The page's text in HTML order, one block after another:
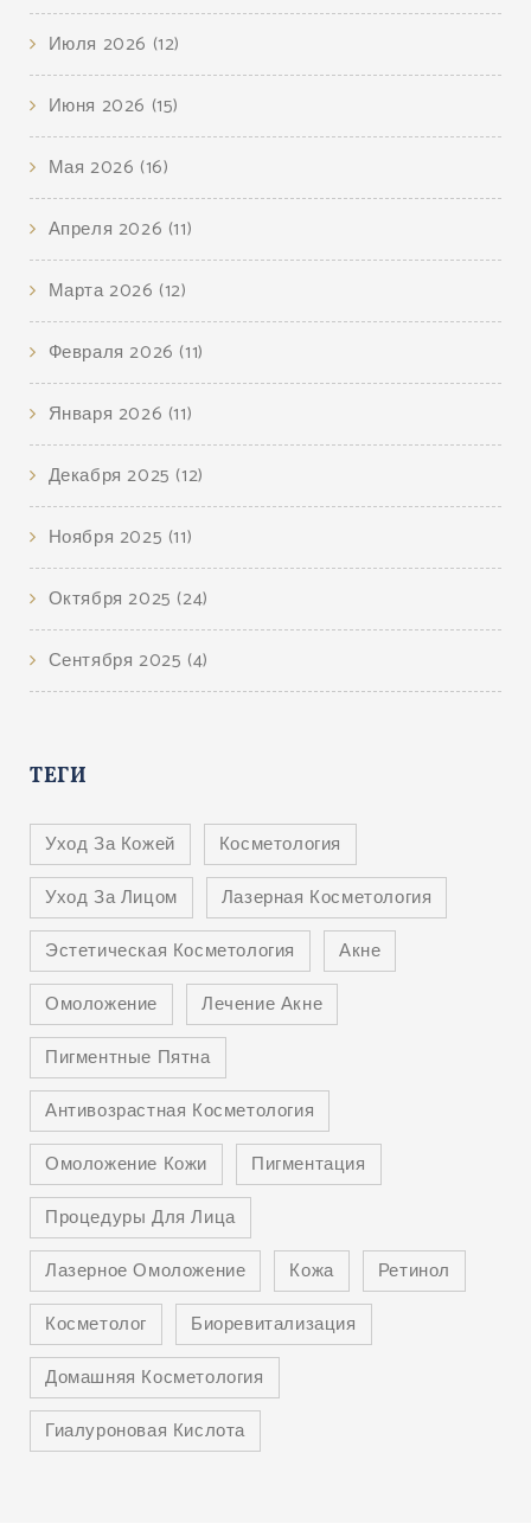
Июля 2026 (12)
Июня 2026 (15)
Мая 2026 (16)
Апреля 2026 (11)
Марта 2026 (12)
Февраля 2026 (11)
Января 2026 (11)
Декабря 2025 (12)
Ноября 2025 (11)
Октября 2025 (24)
Сентября 2025 (4)
ТЕГИ
Уход За Кожей
Косметология
Уход За Лицом
Лазерная Косметология
Эстетическая Косметология
Акне
Омоложение
Лечение Акне
Пигментные Пятна
Антивозрастная Косметология
Омоложение Кожи
Пигментация
Процедуры Для Лица
Лазерное Омоложение
Кожа
Ретинол
Косметолог
Биоревитализация
Домашняя Косметология
Гиалуроновая Кислота